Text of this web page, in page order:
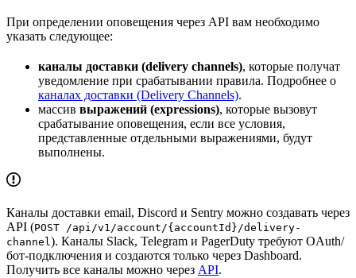
При определении оповещения через API вам необходимо
указать следующее:
каналы доставки (delivery channels), которые получат
уведомление при срабатывании правила. Подробнее о
каналах доставки (Delivery Channels).
массив выражений (expressions), которые вызовут
срабатывание оповещения, если все условия,
представленные отдельными выражениями, будут
выполнены.
Каналы доставки email, Discord и Sentry можно создавать через
API (POST /api/v1/account/{accountId}/delivery-
channel). Каналы Slack, Telegram и PagerDuty требуют OAuth/
бот-подключения и создаются только через Dashboard.
Получить все каналы можно через API.